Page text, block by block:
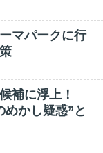
マパークに行
補に浮上！
めかし疑惑”と